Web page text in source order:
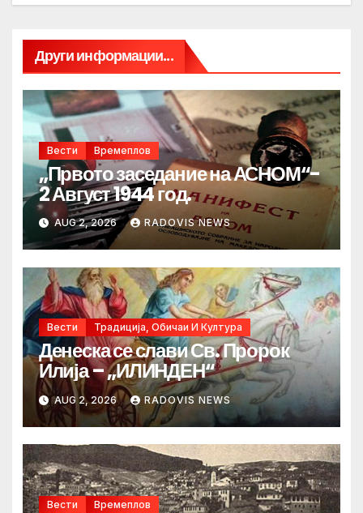
Други информации...
Вести Времеплов
„Првото заседание на АСНОМ“-
2 Август 1944 год.
AUG 2, 2026 RADOVIS NEWS
Вести Традиција, Обичаи И Култура
Денеска се слави Св. Пророк
Илија – „ИЛИНДЕН“
AUG 2, 2026 RADOVIS NEWS
Вести Времеплов